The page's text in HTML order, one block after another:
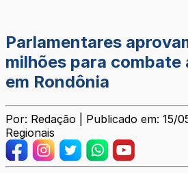
Parlamentares
milhões para combate
em Rondônia
Por: Redação | Publicado em: 15/
Regionais